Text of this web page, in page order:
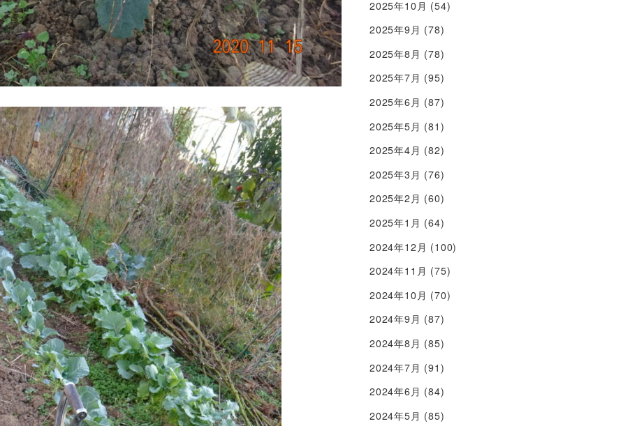
2025年10月 (54)
2025年9月 (78)
2025年8月 (78)
2025年7月 (95)
2025年6月 (87)
2025年5月 (81)
2025年4月 (82)
2025年3月 (76)
2025年2月 (60)
2025年1月 (64)
2024年12月 (100)
2024年11月 (75)
2024年10月 (70)
2024年9月 (87)
2024年8月 (85)
2024年7月 (91)
2024年6月 (84)
2024年5月 (85)